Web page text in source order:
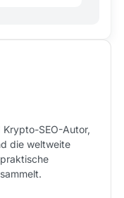
SEO-Autor,
die weltweite